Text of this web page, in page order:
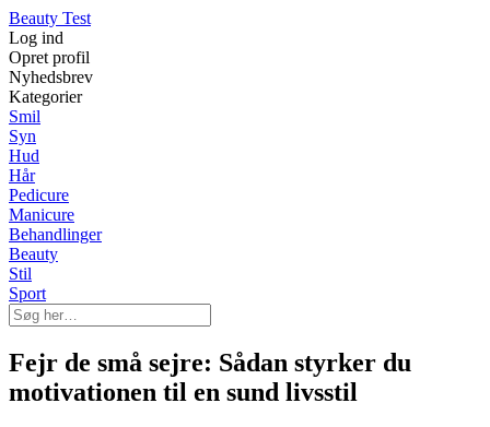
Beauty Test
Log ind
Opret profil
Nyhedsbrev
Kategorier
Smil
Syn
Hud
Hår
Pedicure
Manicure
Behandlinger
Beauty
Stil
Sport
Fejr de små sejre: Sådan styrker du
motivationen til en sund livsstil